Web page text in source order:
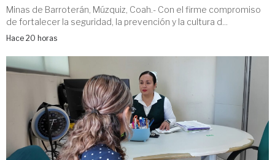
Minas de Barroterán, Múzquiz, Coah.- Con el firme compromiso
de fortalecer la seguridad, la prevención y la cultura d...
Hace 20 horas